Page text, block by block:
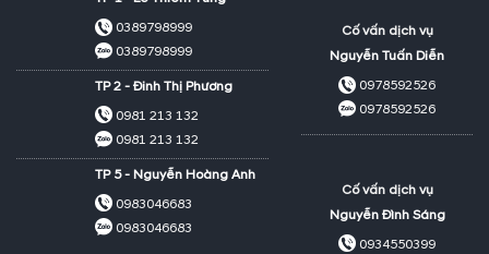
0389798999
0389798999
TP 2 - Đinh Thị Phương
0981 213 132
0981 213 132
TP 5 - Nguyễn Hoàng Anh
0983046683
0983046683
Cố vấn dịch vụ
Nguyễn Tuấn Diễn
0978592526
0978592526
Cố vấn dịch vụ
Nguyễn Đình Sáng
0934550399